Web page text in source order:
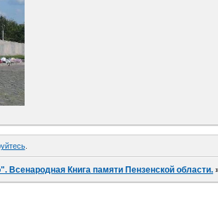
.
Всенародная Книга памяти Пензенской области.